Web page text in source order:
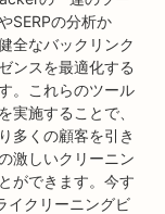
SERPの分析か
全なバックリンク
ンスを最適化する
。これらのツール
実施することで、
多くの顧客を引き
激しいクリーニン
ができます。今す
イクリーニングビ